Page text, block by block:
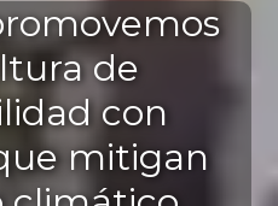
de
con
mitigan